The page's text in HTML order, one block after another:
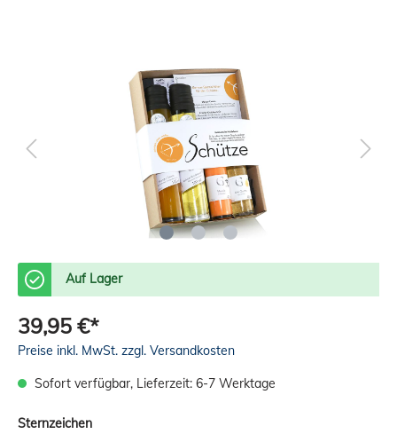
Auf Lager
39,95 €*
Preise inkl. MwSt. zzgl. Versandkosten
Sofort verfügbar, Lieferzeit: 6-7 Werktage
Sternzeichen